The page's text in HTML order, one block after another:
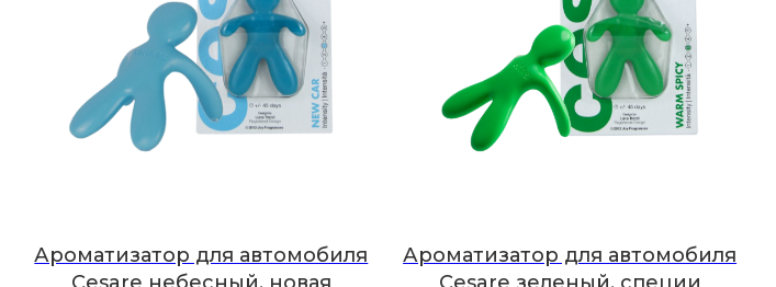
Ароматизатор для автомобиля
Ароматизатор для автомобиля